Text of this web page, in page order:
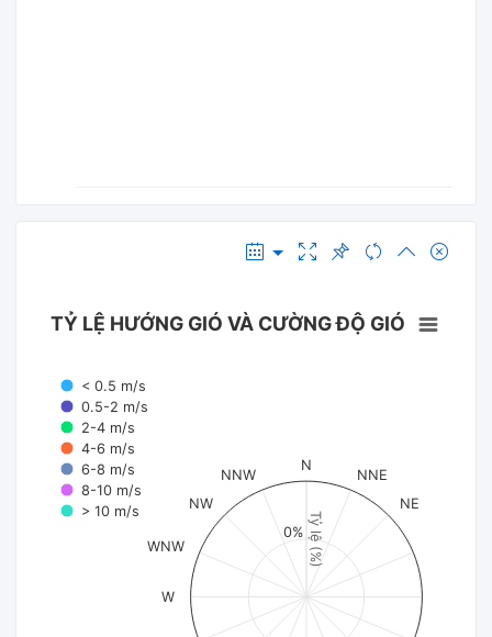
Tỷ lệ (%)
TỶ LỆ HƯỚNG GIÓ VÀ CƯỜNG ĐỘ GIÓ
< 0.5 m/s
0.5-2 m/s
2-4 m/s
4-6 m/s
6-8 m/s
8-10 m/s
> 10 m/s
N
NNE
NE
W
WNW
NW
NNW
0%